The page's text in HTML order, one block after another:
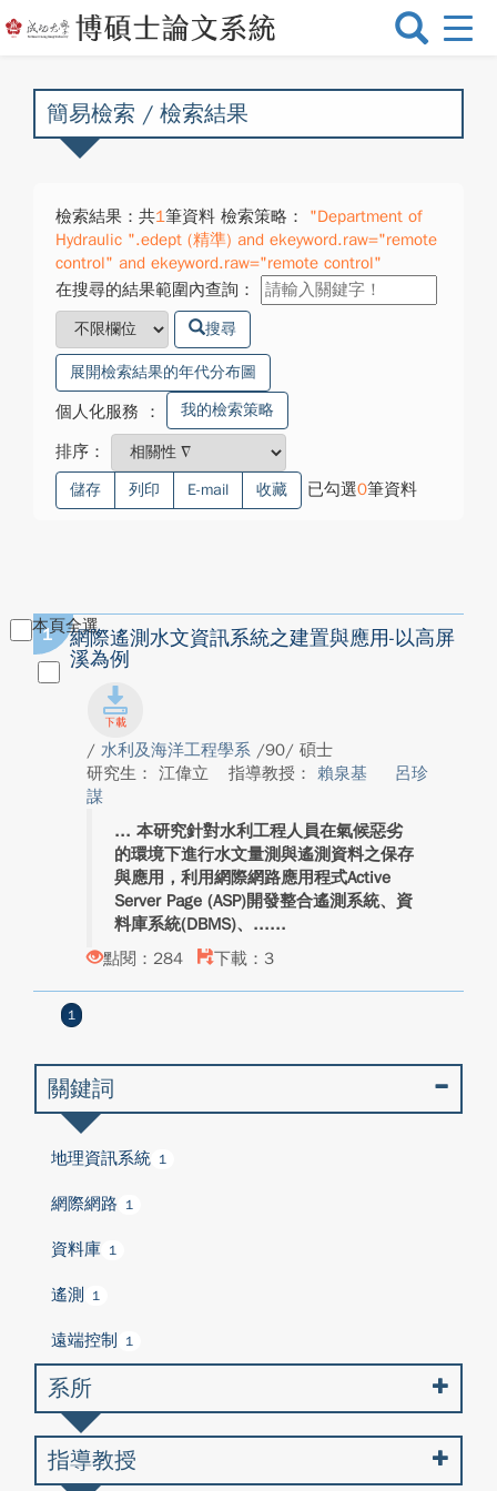
選
換
簡易檢索 / 檢索結果
檢索結果：共1筆資料 檢索策略：
"Department of
Hydraulic ".edept (精準) and ekeyword.raw="remote
control" and ekeyword.raw="remote control"
在搜尋的結果範圍內查詢：
搜尋
展開檢索結果的年代分布圖
個人化服務 ： 我的檢索策略
排序：
儲存 列印 E-mail 收藏 已勾選0筆資料
本頁全選
1
網際遙測水文資訊系統之建置與應用-以高屏
溪為例
/ 水利及海洋工程學系 /90/ 碩士
研究生： 江偉立
指導教授： 賴泉基
呂珍
謀
本研究針對水利工程人員在氣候惡劣
的環境下進行水文量測與遙測資料之保存
與應用，利用網際網路應用程式Active
Server Page (ASP)開發整合遙測系統、資
料庫系統(DBMS)、...
點閱：284
下載：3
1
關鍵詞
地理資訊系統 1
網際網路 1
資料庫 1
遙測 1
遠端控制 1
系所
指導教授